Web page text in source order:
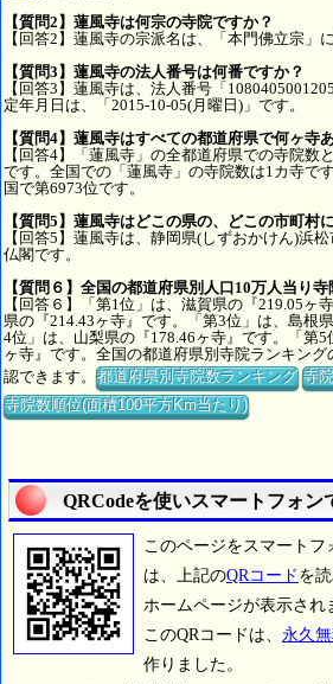
【質問2】蓮風寺は何宗の寺院ですか？
【回答2】蓮風寺の宗派名は、「本門佛立宗」
【質問3】蓮風寺の法人番号は何番ですか？
【回答3】蓮風寺は、法人番号「
定年月日は、「2015-10-05(月曜日)」です。
【質問4】蓮風寺はすべての都道府県で何ヶ寺
【回答4】「蓮風寺」の全都道府県での寺院数
です。全国での「蓮風寺」の寺院数は1カ寺で
国で第6973位です。
【質問5】蓮風寺はどこの県の、どこの市町村
【回答5】蓮風寺は、静岡県(しずおかけん)浜
仏閣です。
【質問６】全国の都道府県別人口10万人当り
【回答６】「第1位」は、滋賀県の『219.05ヶ
県の『214.43ヶ寺』です。「第3位」は、島根
4位」は、山梨県の『178.46ヶ寺』です。「第
ヶ寺』です。全国の都道府県別寺院ランキン
認できます。都道府県別寺院数ランキング 寺
寺院数順位(面積100平方Km当たり)
QRCodeを使いスマートフォン
このページをスマートフ
は、上記のQRコード を
ホームページが表示され
このQRコードは、 永久
作りました。